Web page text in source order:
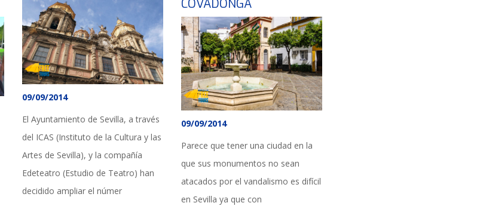
09/09/2014
El Ayuntamiento de Sevilla, a través
del ICAS (Instituto de la Cultura y las
Artes de Sevilla), y la compañía
Edeteatro (Estudio de Teatro) han
decidido ampliar el númer
COVADONGA
09/09/2014
Parece que tener una ciudad en la
que sus monumentos no sean
atacados por el vandalismo es difícil
en Sevilla ya que con